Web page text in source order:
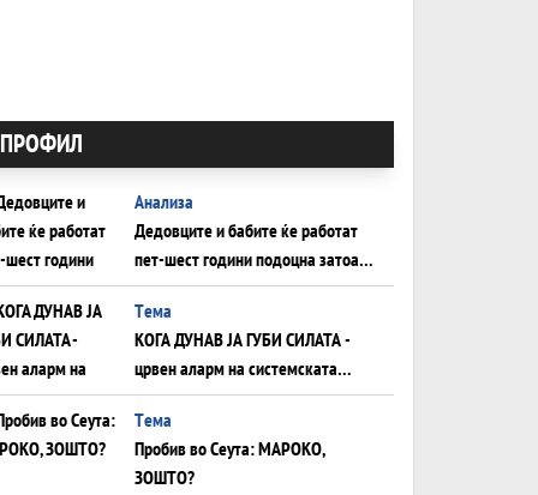
ПРОФИЛ
Анализа
Дедовците и бабите ќе работат
пет-шест години подоцна затоа
што НЕМААТ ВНУЦИ ДА ГИ
ЗАМЕНАТ
Tема
КОГА ДУНАВ ЈА ГУБИ СИЛАТА -
црвен аларм на системската
плоча од јужна Германија до
Црното Море...
Tема
Пробив во Сеута: МАРОКО,
ЗОШТО?